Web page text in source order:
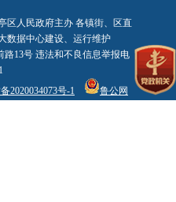
区人民政府主办 各镇街、区直
数据中心建设、运行维护
路13号 违法和不良信息举报电
2020034073号-1
鲁公网